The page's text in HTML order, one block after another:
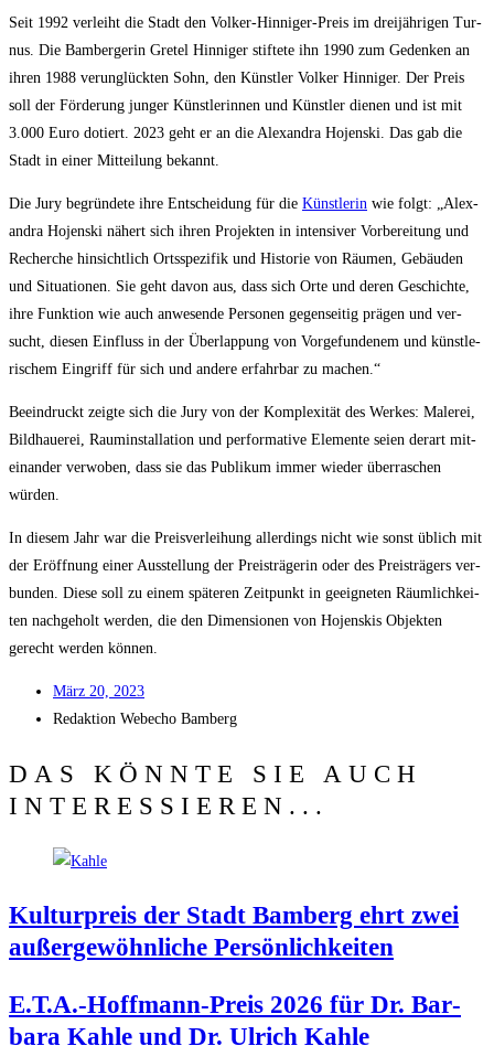
Seit 1992 ver­leiht die Stadt den Vol­ker-Hin­ni­ger-Preis im drei­jäh­ri­gen Tur­
nus. Die Bam­ber­ge­rin Gre­tel Hin­ni­ger stif­te­te ihn 1990 zum Geden­ken an
ihren 1988 ver­un­glück­ten Sohn, den Künst­ler Vol­ker Hin­ni­ger. Der Preis
soll der För­de­rung jun­ger Künst­le­rin­nen und Künst­ler die­nen und ist mit
3.000 Euro dotiert. 2023 geht er an die Alex­an­dra Hojen­ski. Das gab die
Stadt in einer Mit­tei­lung bekannt.
Die Jury begrün­de­te ihre Ent­schei­dung für die Künst­le­rin wie folgt: „Alex­
an­dra Hojen­ski nähert sich ihren Pro­jek­ten in inten­si­ver Vor­be­rei­tung und
Recher­che hin­sicht­lich Orts­spe­zi­fik und His­to­rie von Räu­men, Gebäu­den
und Situa­tio­nen. Sie geht davon aus, dass sich Orte und deren Geschich­te,
ihre Funk­ti­on wie auch anwe­sen­de Per­so­nen gegen­sei­tig prä­gen und ver­
sucht, die­sen Ein­fluss in der Über­lap­pung von Vor­ge­fun­de­nem und künst­le­
ri­schem Ein­griff für sich und ande­re erfahr­bar zu machen.“
Beein­druckt zeig­te sich die Jury von der Kom­ple­xi­tät des Wer­kes: Male­rei,
Bild­haue­rei, Raum­in­stal­la­ti­on und per­for­ma­ti­ve Ele­men­te sei­en der­art mit­
ein­an­der ver­wo­ben, dass sie das Publi­kum immer wie­der über­ra­schen
würden.
In die­sem Jahr war die Preis­ver­lei­hung aller­dings nicht wie sonst üblich mit
der Eröff­nung einer Aus­stel­lung der Preis­trä­ge­rin oder des Preis­trä­gers ver­
bun­den. Die­se soll zu einem spä­te­ren Zeit­punkt in geeig­ne­ten Räum­lich­kei­
ten nach­ge­holt wer­den, die den Dimen­sio­nen von Hojenskis Objek­ten
gerecht wer­den können.
März 20, 2023
Redak­ti­on Web­echo Bamberg
DAS KÖNNTE SIE AUCH
INTERESSIEREN...
Kul­tur­preis der Stadt Bam­berg ehrt zwei
außer­ge­wöhn­li­che Persönlichkeiten
E.T.A.-Hoffmann-Preis 2026 für Dr. Bar­
ba­ra Kah­le und Dr. Ulrich Kahle